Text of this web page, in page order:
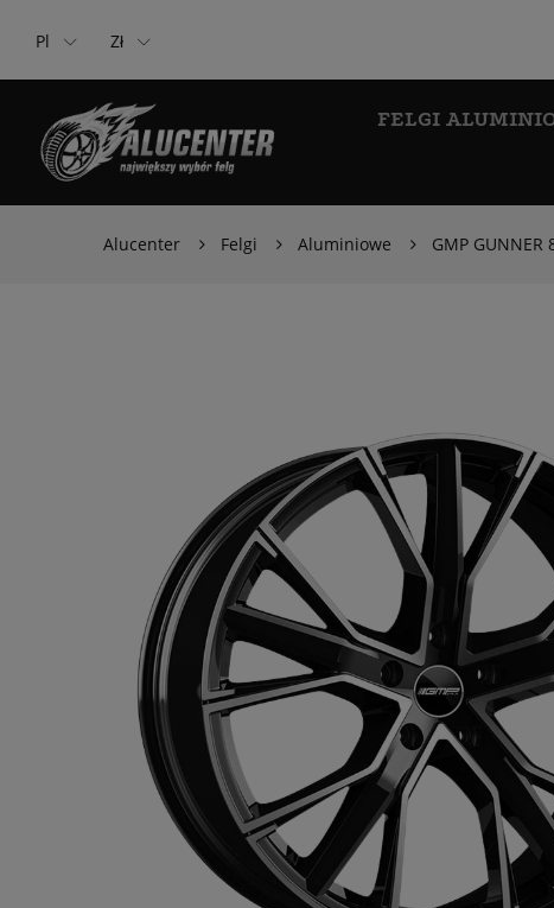
Pl Zł
FELGI
Alucenter Felgi Aluminiowe GMP GUNNER